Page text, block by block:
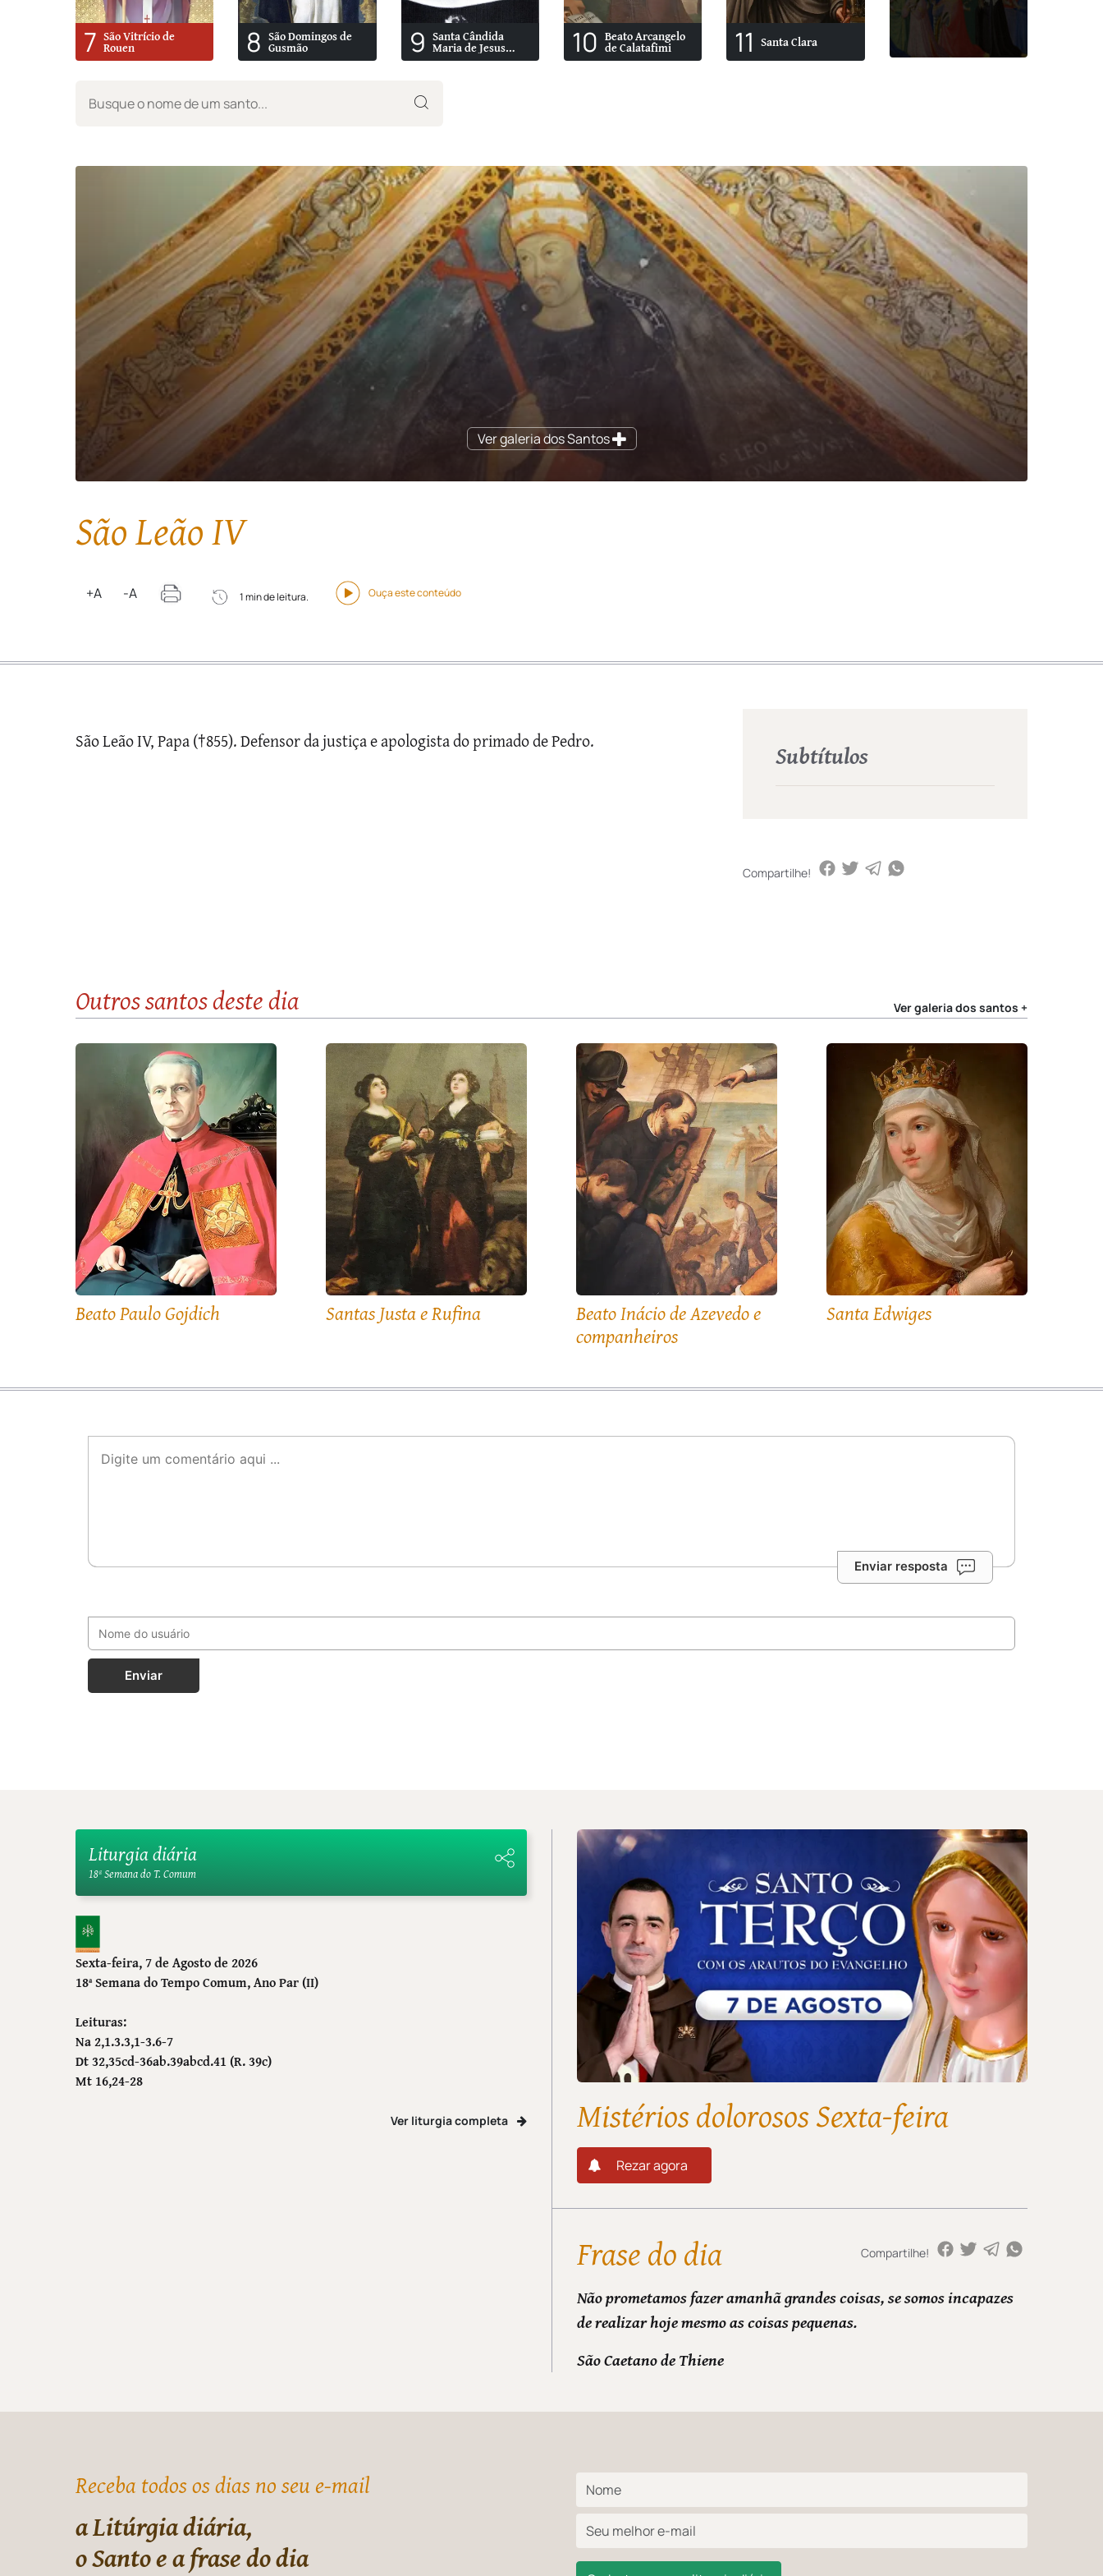
7 São Vitrício de
Rouen 8 São Domingos de
Gusmão 9 Santa Cândida
Maria de Jesus
Cipitria 10 Beato Arcangelo
de Calatafimi 11 Santa Clara
Ver galeria dos Santos
São Leão IV
+A -A 1 min de leitura. Ouça este conteúdo
São Leão IV, Papa (†855). Defensor da justiça e apologista do primado de Pedro. Subtítulos
Compartilhe!
Outros santosdeste dia Ver galeria dos santos +
Beato Paulo Gojdich Santas Justa e Rufina
Beato Inácio de Azevedo e
companheiros
Santa Edwiges
Enviar resposta
Enviar
Liturgia diária
18ª Semana do T. Comum
Sexta-feira, 7 de Agosto de 2026
18ª Semana do Tempo Comum, Ano Par (II)
Leituras:
Na 2,1.3.3,1-3.6-7
Dt 32,35cd-36ab.39abcd.41 (R. 39c)
Mt 16,24-28
Ver liturgia completa Mistérios dolorosos Sexta-feira
Rezar agora
Frase do dia Compartilhe!
Não prometamos fazer amanhã grandes coisas, se somos incapazes
de realizar hoje mesmo as coisas pequenas.
São Caetano de Thiene
Receba todos os dias no seu e-mail
a Litúrgia diária,
o Santo e a frase do dia